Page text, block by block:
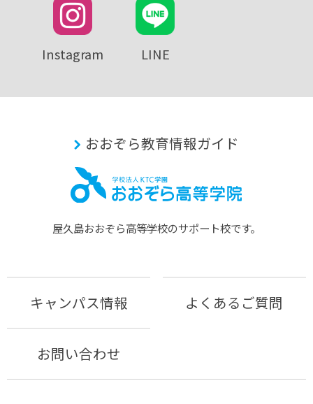
Instagram LINE
おおぞら教育情報ガイド
屋久島おおぞら⾼等学校のサポート校です。
キャンパス情報 よくあるご質問
お問い合わせ